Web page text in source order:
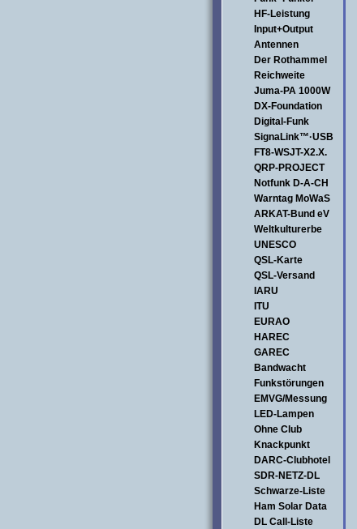
HF-Leistung
Input+Output
Antennen
Der Rothammel
Reichweite
Juma-PA 1000W
DX-Foundation
Digital-Funk
SignaLink™·USB
FT8-WSJT-X2.X.
QRP-PROJECT
Notfunk D-A-CH
Warntag MoWaS
ARKAT-Bund eV
Weltkulturerbe
UNESCO
QSL-Karte
QSL-Versand
IARU
ITU
EURAO
HAREC
GAREC
Bandwacht
Funkstörungen
EMVG/Messung
LED-Lampen
Ohne Club
Knackpunkt
DARC-Clubhotel
SDR-NETZ-DL
Schwarze-Liste
Ham Solar Data
DL Call-Liste